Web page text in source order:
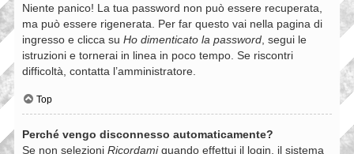
Niente panico! La tua password non può essere recuperata,
ma può essere rigenerata. Per far questo vai nella pagina di
ingresso e clicca su Ho dimenticato la password, segui le
istruzioni e tornerai in linea in poco tempo. Se riscontri
difficoltà, contatta l’amministratore.
Top
Perché vengo disconnesso automaticamente?
Se non selezioni Ricordamiquando effettui il login, il sistema